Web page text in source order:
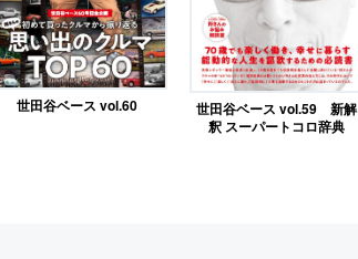
世田谷ベース vol.60
世田谷ベース vol.59 新解
釈 スーパートコロ辞典